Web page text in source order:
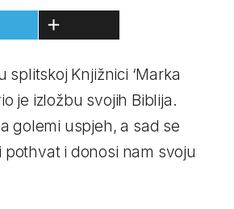
splitskoj Knjižnici ‘Marka
je izložbu svojih Biblija.
golemi uspjeh, a sad se
pothvat i donosi nam svoju